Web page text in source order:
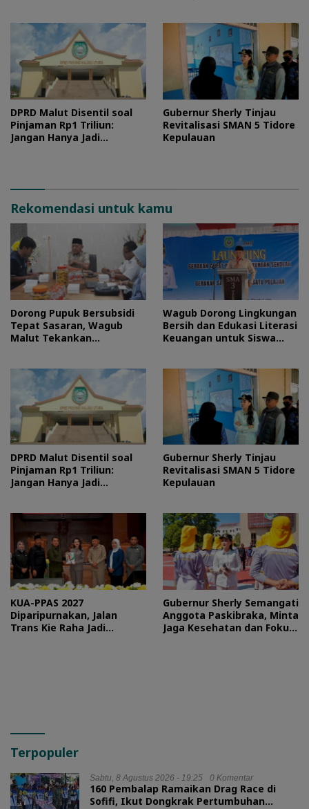
DPRD Malut Disentil soal
Pinjaman Rp1 Triliun:
Jangan Hanya Jadi
Gubernur Sherly Tinjau
Revitalisasi SMAN 5 Tidore
Kepulauan
Rekomendasi untuk kamu
Dorong Pupuk Bersubsidi
Tepat Sasaran, Wagub
Malut Tekankan
Wagub Dorong Lingkungan
Bersih dan Edukasi Literasi
Keuangan untuk Siswa
DPRD Malut Disentil soal
Pinjaman Rp1 Triliun:
Jangan Hanya Jadi
Gubernur Sherly Tinjau
Revitalisasi SMAN 5 Tidore
Kepulauan
KUA-PPAS 2027
Diparipurnakan, Jalan
Trans Kie Raha Jadi
Gubernur Sherly Semangati
Anggota Paskibraka, Minta
Jaga Kesehatan dan Fokus
Terpopuler
Sabtu, 8 Agustus 2026 - 19:25 0 Komentar
160 Pembalap Ramaikan Drag Race di
Sofifi, Ikut Dongkrak Pertumbuhan